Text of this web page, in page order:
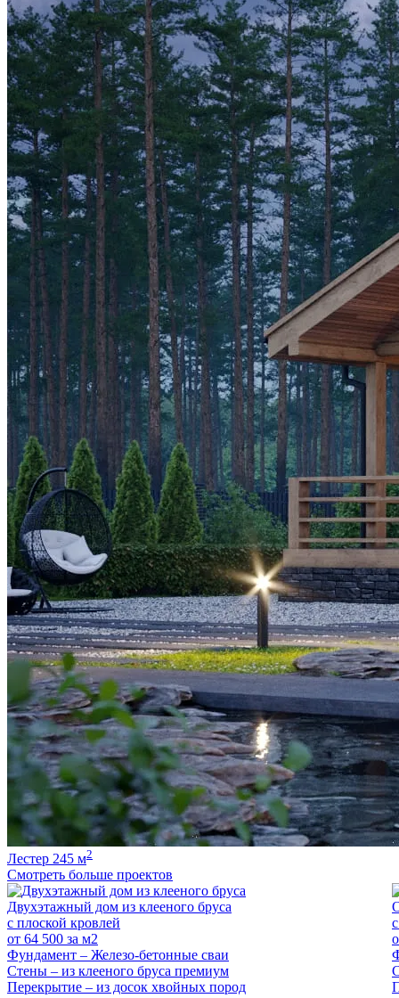
Лестер 245 м2
Смотреть больше проектов
Двухэтажный дом из клееного бруса
с плоской кровлей
от 64 500 за м2
Фундамент – Железо-бетонные сваи
Стены – из клееного бруса премиум
Перекрытие – из досок хвойных пород